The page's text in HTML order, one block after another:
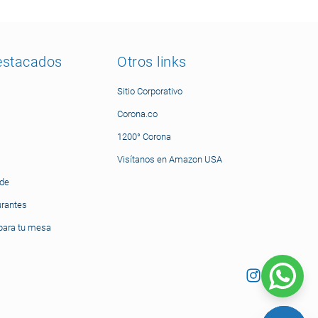
tu mesa
Otros links
Sitio Corporativo
Corona.co
1200° Corona
Visítanos en Amazon USA